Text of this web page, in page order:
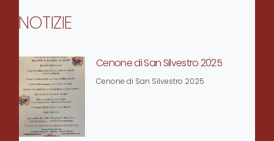
NOTIZIE
Cenone di San Silvestro 2025
Cenone di San Silvestro 2025